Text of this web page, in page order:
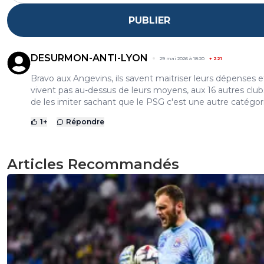
PUBLIER
DESURMON-ANTI-LYON 29 mai 2026 à 18:20 + 221
Bravo aux Angevins, ils savent maitriser leurs dépenses
vivent pas au-dessus de leurs moyens, aux 16 autres
de les imiter sachant que le PSG c'est une autre
1+ Répondre
Articles Recommandés